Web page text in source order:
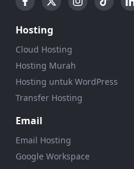
Hosting
Cloud Hosting
Hosting Murah
Hosting untuk WordPress
Transfer Hosting
Email
Email Hosting
Google Workspace